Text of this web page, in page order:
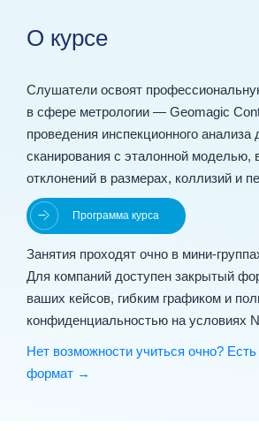
О курсе
Слушатели освоят
в сфере метрологии — Geomagic
проведения инспекционного анализа
сканирования с эталонной моделью,
отклонений в размерах, коллизий и
Программа курса
Занятия проходят очно в
Для компаний доступен закрытый
ваших кейсов, гибким графиком и
конфиденциальностью на условиях
Нет возможности учиться очно?
формат →